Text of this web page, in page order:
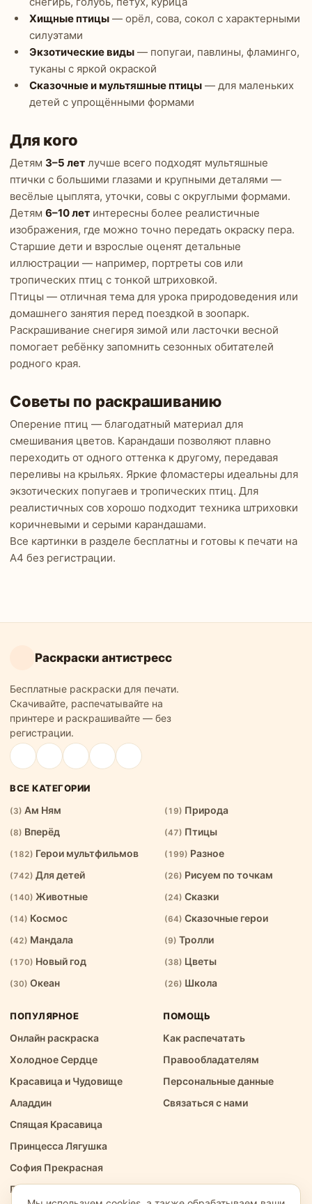
Хищные птицы — орёл, сова, сокол с характерными
силуэтами
Экзотические виды — попугаи, павлины, фламинго,
туканы с яркой окраской
Сказочные и мультяшные птицы — для маленьких
детей с упрощёнными формами
Для кого
Детям 3–5 лет лучше всего подходят мультяшные
птички с большими глазами и крупными деталями —
весёлые цыплята, уточки, совы с округлыми формами.
Детям 6–10 лет интересны более реалистичные
изображения, где можно точно передать окраску пера.
Старшие дети и взрослые оценят детальные
иллюстрации — например, портреты сов или
тропических птиц с тонкой штриховкой.
Птицы — отличная тема для урока природоведения или
домашнего занятия перед поездкой в зоопарк.
Раскрашивание снегиря зимой или ласточки весной
помогает ребёнку запомнить сезонных обитателей
родного края.
Советы по раскрашиванию
Оперение птиц — благодатный материал для
смешивания цветов. Карандаши позволяют плавно
переходить от одного оттенка к другому, передавая
переливы на крыльях. Яркие фломастеры идеальны для
экзотических попугаев и тропических птиц. Для
реалистичных сов хорошо подходит техника штриховки
коричневыми и серыми карандашами.
Все картинки в разделе бесплатны и готовы к печати на
А4 без регистрации.
Раскраски антистресс
Бесплатные раскраски для печати.
Скачивайте, распечатывайте на
принтере и раскрашивайте — без
регистрации.
ВСЕ КАТЕГОРИИ
(3) Ам Ням
(8) Вперёд
(182) Герои мультфильмов
(742) Для детей
(140) Животные
(14) Космос
(42) Мандала
(170) Новый год
(30) Океан
(19) Природа
(47) Птицы
(199) Разное
(26) Рисуем по точкам
(24) Сказки
(64) Сказочные герои
(9) Тролли
(38) Цветы
(26) Школа
ПОПУЛЯРНОЕ
Онлайн раскраска
Холодное Сердце
Красавица и Чудовище
Аладдин
Спящая Kрасавица
Принцесса Лягушка
София Прекрасная
Принцесса Анастасия
ПОМОЩЬ
Как распечатать
Правообладателям
Персональные данные
Связаться с нами